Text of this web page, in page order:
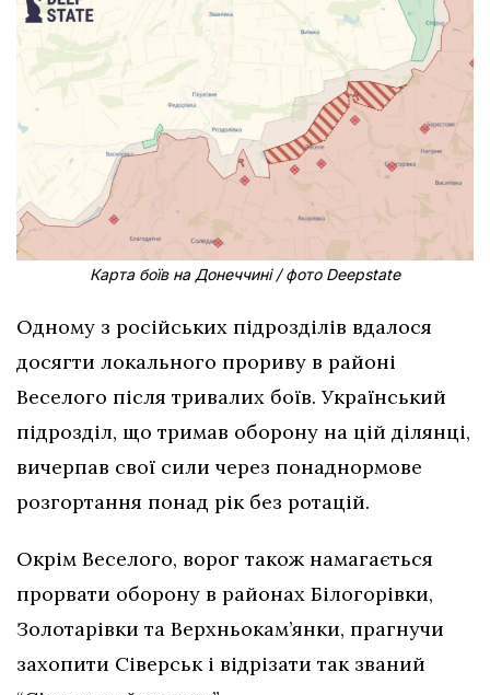
Карта боїв на Донеччині / фото Deepstate
Одному з російських підрозділів вдалося
досягти локального прориву в районі
Веселого після тривалих боїв. Український
підрозділ, що тримав оборону на цій ділянці,
вичерпав свої сили через понаднормове
розгортання понад рік без ротацій.
Окрім Веселого, ворог також намагається
прорвати оборону в районах Білогорівки,
Золотарівки та Верхньокам’янки, прагнучи
захопити Сіверськ і відрізати так званий